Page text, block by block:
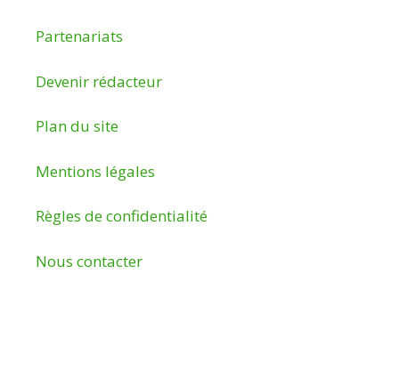
Partenariats
Devenir rédacteur
Plan du site
Mentions légales
Règles de confidentialité
Nous contacter